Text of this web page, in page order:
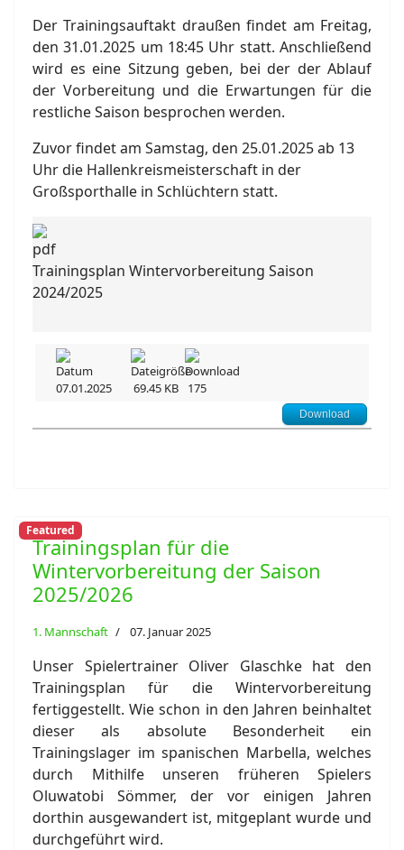
Der Trainingsauftakt draußen findet am Freitag,
den 31.01.2025 um 18:45 Uhr statt. Anschließend
wird es eine Sitzung geben, bei der der Ablauf
der Vorbereitung und die Erwartungen für die
restliche Saison besprochen werden.
Zuvor findet am Samstag, den 25.01.2025 ab 13
Uhr die Hallenkreismeisterschaft in der
Großsporthalle in Schlüchtern statt.
Trainingsplan Wintervorbereitung Saison
2024/2025
07.01.2025 69.45 KB 175
Download
Featured
Trainingsplan für die
Wintervorbereitung der Saison
2025/2026
1. Mannschaft 07. Januar 2025
Unser Spielertrainer Oliver Glaschke hat den
Trainingsplan für die Wintervorbereitung
fertiggestellt. Wie schon in den Jahren beinhaltet
dieser als absolute Besonderheit ein
Trainingslager im spanischen Marbella, welches
durch Mithilfe unseren früheren Spielers
Oluwatobi Sömmer, der vor einigen Jahren
dorthin ausgewandert ist, mitgeplant wurde und
durchgeführt wird.